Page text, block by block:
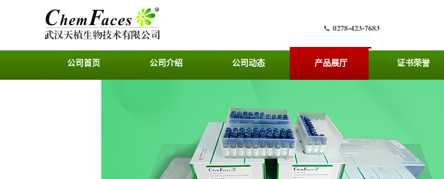
公司首页 公司介绍 公司动态 产品展厅 证书荣誉